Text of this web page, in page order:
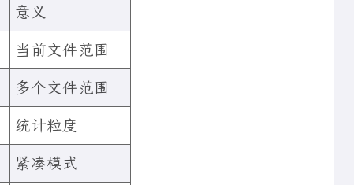
意义
当前文件范围
多个文件范围
统计粒度
紧凑模式